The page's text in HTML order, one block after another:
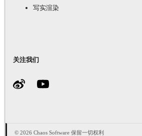
写实渲染
关注我们
© 2026 Chaos Software 保留一切权利